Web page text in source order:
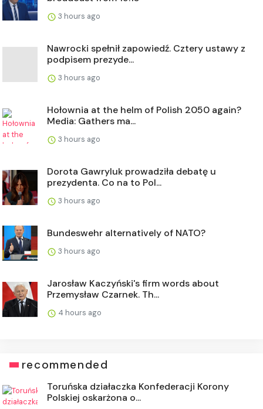
3 hours ago
Nawrocki spełnił zapowiedź. Cztery ustawy z
podpisem prezyde...
3 hours ago
Hołownia at the helm of Polish 2050 again?
Media: Gathers ma...
3 hours ago
Dorota Gawryluk prowadziła debatę u
prezydenta. Co na to Pol...
3 hours ago
Bundeswehr alternatively of NATO?
3 hours ago
Jarosław Kaczyński's firm words about
Przemysław Czarnek. Th...
4 hours ago
recommended
Toruńska działaczka Konfederacji Korony
Polskiej oskarżona o...